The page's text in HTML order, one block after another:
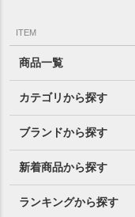
ITEM
商品一覧
カテゴリから探す
ブランドから探す
新着商品から探す
ランキングから探す